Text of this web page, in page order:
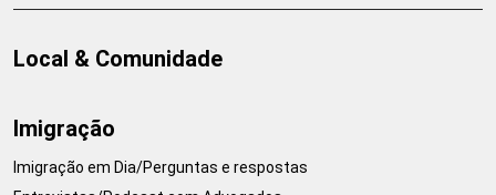
Local & Comunidade
Imigração
Imigração em Dia/Perguntas e respostas